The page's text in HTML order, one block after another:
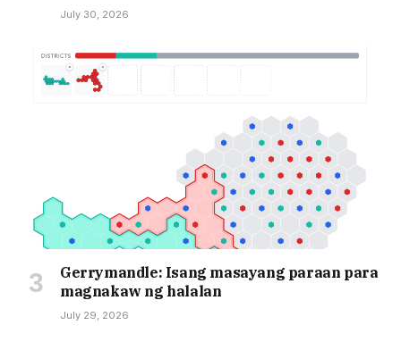
July 30, 2026
Gerrymandle: Isang masayang paraan para
magnakaw ng halalan
July 29, 2026